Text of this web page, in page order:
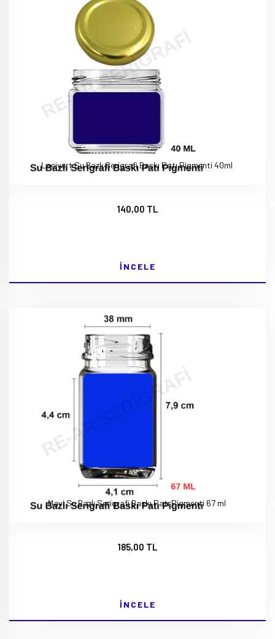
Lacivert Su Bazlı Serigrafi Baskı Patı Pigmenti 40ml
140,00 TL
İNCELE
Mavi Su Bazlı Serigrafi Baskı Patı Pigmenti 67 ml
185,00 TL
İNCELE